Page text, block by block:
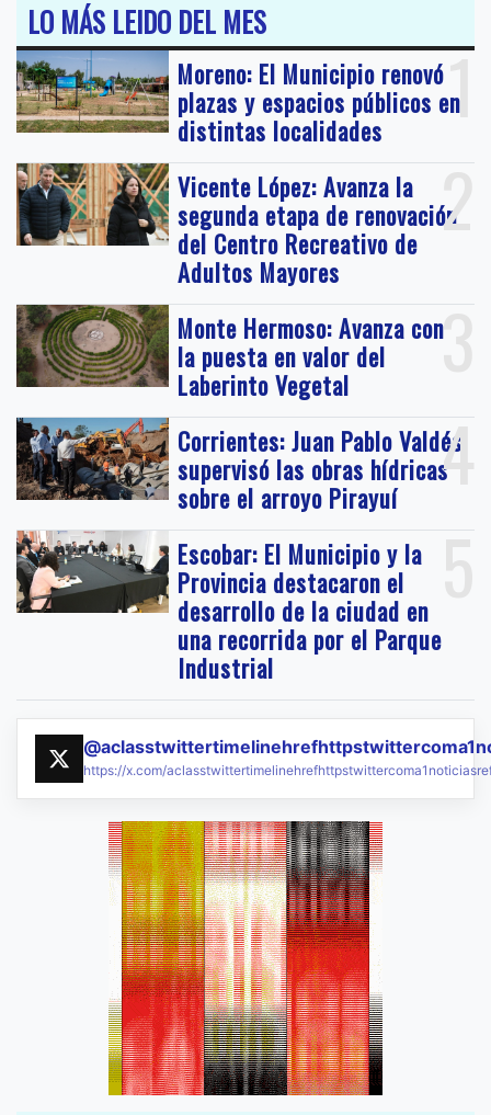
LO MÁS LEIDO DEL MES
1
Moreno: El Municipio renovó
plazas y espacios públicos en
distintas localidades
2
Vicente López: Avanza la
segunda etapa de renovación
del Centro Recreativo de
Adultos Mayores
3
Monte Hermoso: Avanza con
la puesta en valor del
Laberinto Vegetal
4
Corrientes: Juan Pablo Valdés
supervisó las obras hídricas
sobre el arroyo Pirayuí
5
Escobar: El Municipio y la
Provincia destacaron el
desarrollo de la ciudad en
una recorrida por el Parque
Industrial
https://x.com/